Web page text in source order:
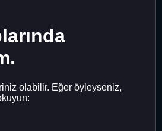
olabilir. Eğer öyleyseniz,